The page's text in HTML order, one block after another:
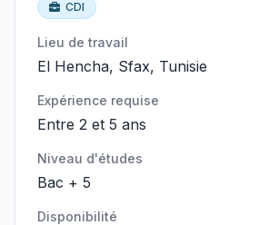
CDI
Lieu de travail
El Hencha, Sfax, Tunisie
Expérience requise
Entre 2 et 5 ans
Niveau d'études
Bac + 5
Disponibilité